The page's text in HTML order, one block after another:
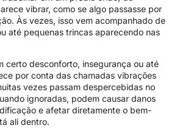
vibrar, como se algo passasse por
Às vezes, isso vem acompanhado de
até pequenas trincas aparecendo nas
certo desconforto, insegurança ou até
por conta das chamadas vibrações
vezes passam despercebidas no
ignoradas, podem causar danos
e afetar diretamente o bem-
ali dentro.